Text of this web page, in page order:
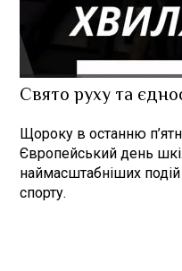
Свято руху та
Щороку в останню
Європейський день
наймасштабніших
спорту.